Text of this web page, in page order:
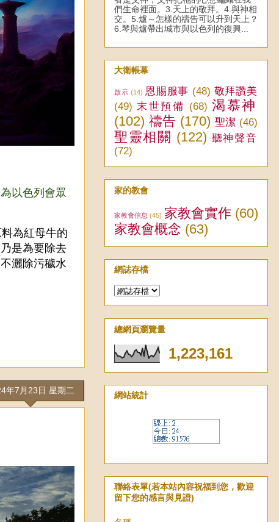
以色列會眾
為紅母牛的
是為要除去
灑除污穢水
年7月23日 星期二
們生命裡面。3.天上的敬拜。4.與神相
交。5.爐～怎樣的禱告可以升到天上？
6.琴與爐帶出城市與以色列的復興...
大衛帳幕
啟示 (14) 恩賜服事 (48) 敬拜讚美
(49) 末世預備 (68) 渴慕神
(102) 禱告 (170) 聖潔 (46)
聖靈相關 (122) 聽神聲音
(72)
家的教會
家教會信息 (45) 家教會實作 (60)
家教會概念 (63)
網誌存檔
總網頁瀏覽量
1,223,161
網站統計
聯絡表單(若本站內容祝福到您，歡迎
留下您的感言與見證)